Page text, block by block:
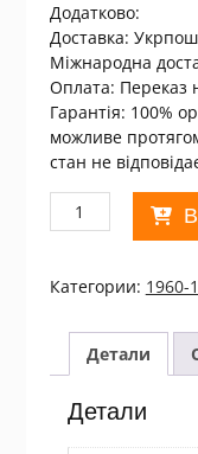
Додатково:
Доставка:
Міжнародна
Оплата: Переказ
Гарантія: 100%
можливе
стан не
Количество
товара
1963
Costumes
Used/11137
Категории: 1960-
Детали
Детали